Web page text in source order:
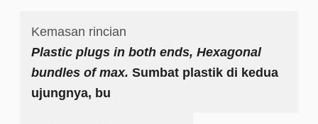
Kemasan rincian
Plastic plugs in both ends, Hexagonal
bundles of max. Sumbat plastik di kedua
ujungnya, bu